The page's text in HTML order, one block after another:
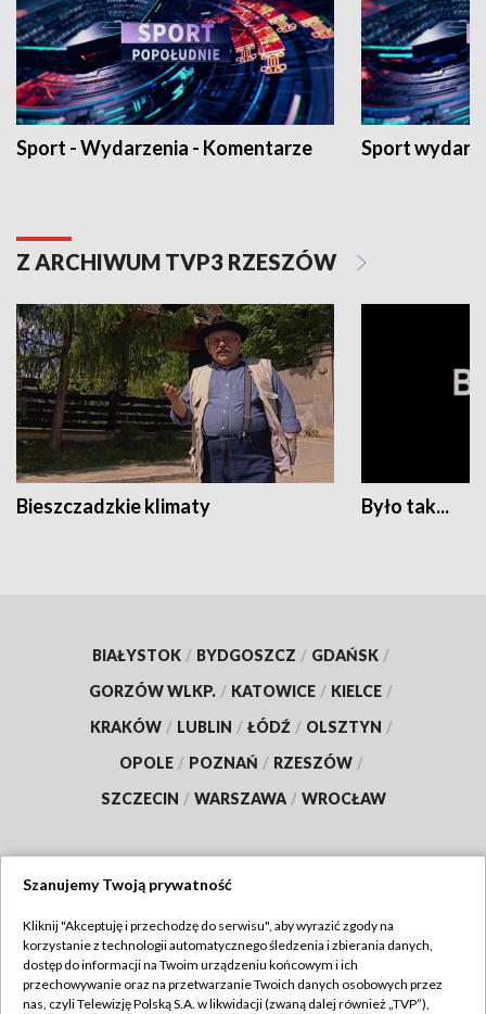
Sport - Wydarzenia - Komentarze Sport
Z ARCHIWUM TVP3 RZESZÓW
Bieszczadzkie klimaty Było tak...
BIAŁYSTOK / BYDGOSZCZ / GDAŃSK /
GORZÓW WLKP. / KATOWICE / KIELCE /
KRAKÓW / LUBLIN / ŁÓDŹ / OLSZTYN /
OPOLE / POZNAŃ / RZESZÓW /
SZCZECIN / WARSZAWA / WROCŁAW
TVP
Abonament TVP
Regulamin TVP
Szanujemy Twoją prywatność
Kliknij "Akceptuję i przechodzę do serwisu", aby wyrazić zgody na
korzystanie z technologii automatycznego śledzenia i zbierania danych,
dostęp do informacji na Twoim urządzeniu końcowym i ich
przechowywanie oraz na przetwarzanie Twoich danych osobowych przez
nas, czyli Telewizję Polską S.A. w likwidacji (zwaną dalej również „TVP”),